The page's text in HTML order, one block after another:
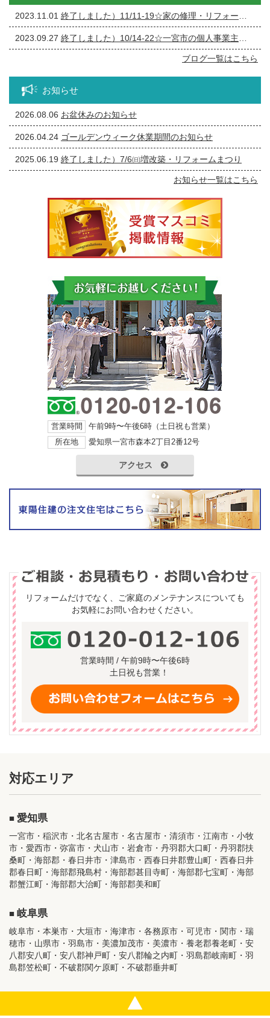
2023.11.01 終了しました）11/11-19☆家の修理・リフォーム・リノベーション相談会
2023.09.27 終了しました）10/14-22☆一宮市の個人事業主の方必見！事務所の修繕・リフォーム相談会
ブログ一覧はこちら
お知らせ
2026.08.06 お盆休みのお知らせ
2026.04.24 ゴールデンウィーク休業期間のお知らせ
2025.06.19 終了しました）7/6㈰増改築・リフォームまつり
お知らせ一覧はこちら
営業時間
午前9時〜午後6時（土日祝も営業）
所在地
愛知県一宮市森本2丁目2番12号
アクセス
リフォームだけでなく、ご家庭のメンテナンスについても
お気軽にお問い合わせください。
営業時間 / 午前9時〜午後6時
土日祝も営業！
対応エリア
愛知県
一宮市・稲沢市・北名古屋市・名古屋市・清須市・江南市・小牧
市・愛西市・弥富市・犬山市・岩倉市・丹羽郡大口町・丹羽郡扶
桑町・海部郡・春日井市・津島市・西春日井郡豊山町・西春日井
郡春日町・海部郡飛島村・海部郡甚目寺町・海部郡七宝町・海部
郡蟹江町・海部郡大治町・海部郡美和町
岐阜県
岐阜市・本巣市・大垣市・海津市・各務原市・可児市・関市・瑞
穂市・山県市・羽島市・美濃加茂市・美濃市・養老郡養老町・安
八郡安八町・安八郡神戸町・安八郡輪之内町・羽島郡岐南町・羽
島郡笠松町・不破郡関ケ原町・不破郡垂井町